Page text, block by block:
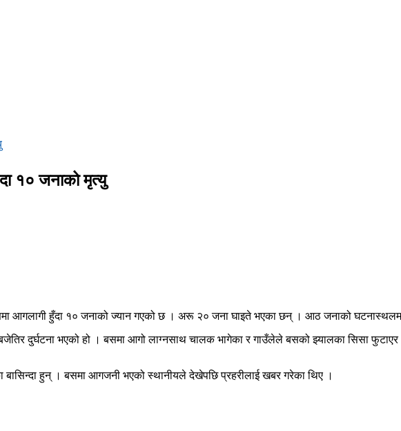
१० जनाको मृत्यु
बसमा आगलागी हुँदा १० जनाको ज्यान गएको छ । अरू २० जना घाइते भएका छन् । आठ जनाको
दुर्घटना भएको हो । बसमा आगो लाग्नसाथ चालक भागेका र गाउँलेले बसको झ्यालका सिसा
हुन् । बसमा आगजनी भएको स्थानीयले देखेपछि प्रहरीलाई खबर गरेका थिए ।